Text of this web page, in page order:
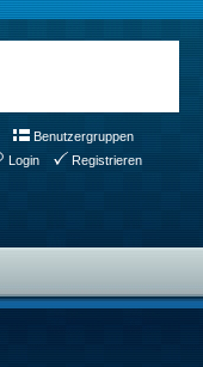
Benutzergruppen
Login Registrieren